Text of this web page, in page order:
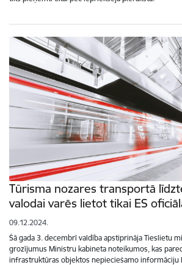
Tūrisma nozares transportā
valodai varēs lietot tikai ES
09.12.2024.
Šā gada 3. decembrī valdība apstiprināja Tieslietu
grozījumus Ministru kabineta noteikumos, kas
infrastruktūras objektos nepieciešamo